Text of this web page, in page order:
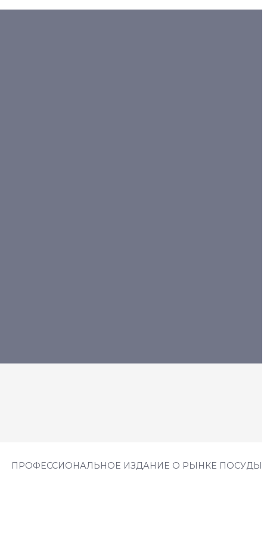
ПРОФЕССИОНАЛЬНОЕ ИЗДАНИЕ О РЫНКЕ ПОСУДЫ